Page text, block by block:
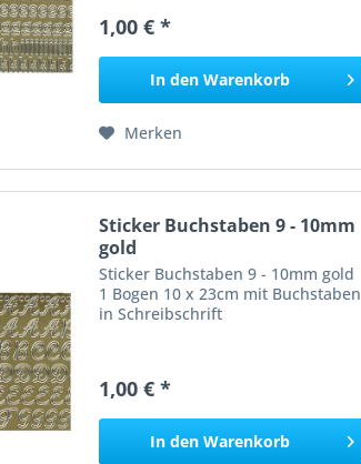
1,00 € *
In den Warenkorb
Merken
Sticker Buchstaben 9 - 10mm
gold
Sticker Buchstaben 9 - 10mm gold
1 Bogen 10 x 23cm mit Buchstaben
in Schreibschrift
1,00 € *
In den Warenkorb